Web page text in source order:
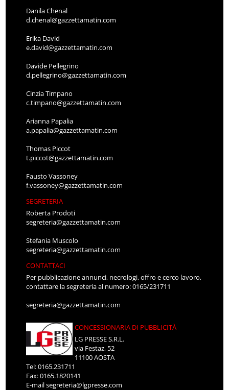
Danila Chenal
d.chenal@gazzettamatin.com
Erika David
e.david@gazzettamatin.com
Davide Pellegrino
d.pellegrino@gazzettamatin.com
Cinzia Timpano
c.timpano@gazzettamatin.com
Arianna Papalia
a.papalia@gazzettamatin.com
Thomas Piccot
t.piccot@gazzettamatin.com
Fausto Vassoney
f.vassoney@gazzettamatin.com
SEGRETERIA
Roberta Prodoti
segreteria@gazzettamatin.com
Stefania Muscolo
segreteria@gazzettamatin.com
CONTATTACI
Per pubblicazione annunci, necrologi, offro e cerco lavoro,
contattare la segreteria al numero: 0165/231711
segreteria@gazzettamatin.com
CONCESSIONARIA DI PUBBLICITÀ
LG PRESSE S.R.L.
via Festaz, 52
11100 AOSTA
Tel: 0165.231711
Fax: 0165.1820141
E-mailsegreteria@lgpresse.com